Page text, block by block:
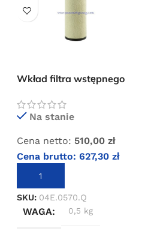
Wkład filtra wstępnego
Na stanie
Cena netto: 510,00 zł
Cena brutto: 627,30 zł
DODAJ DO KOSZYKA
SKU: 04E.0570.Q
WAGA 0,5 kg